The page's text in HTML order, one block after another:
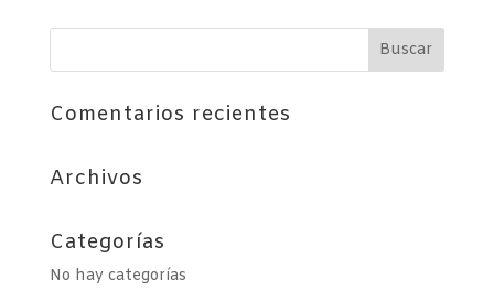
Comentarios recientes
Archivos
Categorías
No hay categorías